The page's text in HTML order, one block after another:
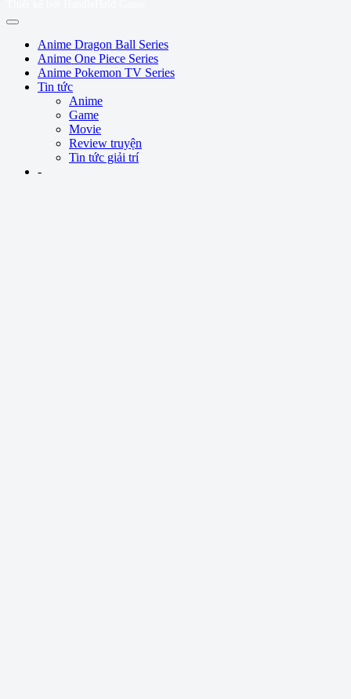
Anime Dragon Ball Series
Anime One Piece Series
Anime Pokemon TV Series
Tin tức
Anime
Game
Movie
Review truyện
Tin tức giải trí
-